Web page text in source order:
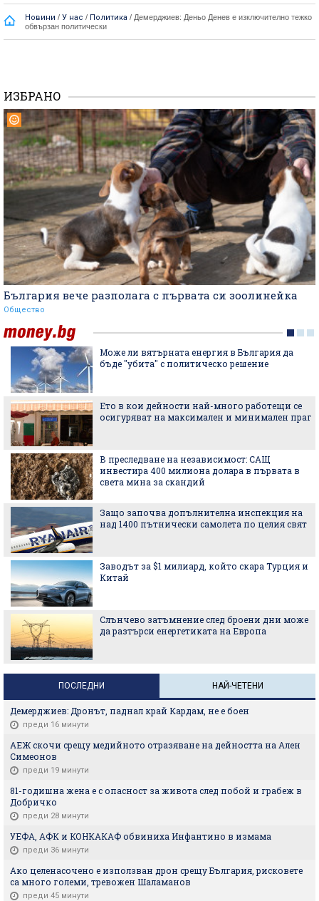
Новини / У нас / Политика / Демерджиев: Деньо Денев е изключително тежко
обвързан политически
ИЗБРАНО
България вече разполага с първата си зоолинейка
Общество
Може ли вятърната енергия в България да
бъде "убита" с политическо решение
Ето в кои дейности най-много работещи се
осигуряват на максимален и минимален праг
В преследване на независимост: САЩ
инвестира 400 милиона долара в първата в
света мина за скандий
Защо започва допълнителна инспекция на
над 1400 пътнически самолета по целия свят
Заводът за $1 милиард, който скара Турция и
Китай
Слънчево затъмнение след броени дни може
да разтърси енергетиката на Европа
ПОСЛЕДНИ НАЙ-ЧЕТЕНИ
Демерджиев: Дронът, паднал край Кардам, не е боен
преди 16 минути
АЕЖ скочи срещу медийното отразяване на дейността на Ален
Симеонов
преди 19 минути
81-годишна жена е с опасност за живота след побой и грабеж в
Добричко
преди 28 минути
УЕФА, АФК и КОНКАКАФ обвиниха Инфантино в измама
преди 36 минути
Ако целенасочено е използван дрон срещу България, рисковете
са много големи, тревожен Шаламанов
преди 45 минути